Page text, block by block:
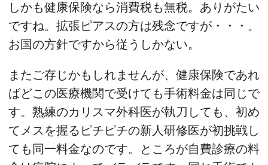
しかも健康保険なら消費税も無税。ありがたい
ですね。拡張ピアスの方は残念ですが・・・。
お国の方針ですから従うしかない。
またご存じかもしれませんが、健康保険であれ
ばどこの医療機関で受けても手術料金は同じで
す。熟練のカリスマ外科医が執刀しても、初め
てメスを握るピチピチの新人研修医が初挑戦し
ても同一料金なのです。ところが自費診療の料